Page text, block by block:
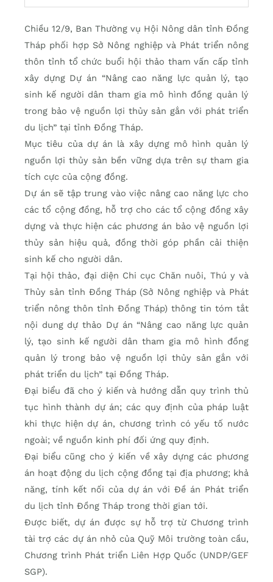
Chiều 12/9, Ban Thường vụ Hội Nông dân tỉnh Đồng
Tháp phối hợp Sở Nông nghiệp và Phát triển nông
thôn tỉnh tổ chức buổi hội thảo tham vấn cấp tỉnh
xây dựng Dự án “Nâng cao năng lực quản lý, tạo
sinh kế người dân tham gia mô hình đồng quản lý
trong bảo vệ nguồn lợi thủy sản gắn với phát triển
du lịch” tại tỉnh Đồng Tháp.
Mục tiêu của dự án là xây dựng mô hình quản lý
nguồn lợi thủy sản bền vững dựa trên sự tham gia
tích cực của cộng đồng.
Dự án sẽ tập trung vào việc nâng cao năng lực cho
các tổ cộng đồng, hỗ trợ cho các tổ cộng đồng xây
dựng và thực hiện các phương án bảo vệ nguồn lợi
thủy sản hiệu quả, đồng thời góp phần cải thiện
sinh kế cho người dân.
Tại hội thảo, đại diện Chi cục Chăn nuôi, Thú y và
Thủy sản tỉnh Đồng Tháp (Sở Nông nghiệp và Phát
triển nông thôn tỉnh Đồng Tháp) thông tin tóm tắt
nội dung dự thảo Dự án “Nâng cao năng lực quản
lý, tạo sinh kế người dân tham gia mô hình đồng
quản lý trong bảo vệ nguồn lợi thủy sản gắn với
phát triển du lịch” tại Đồng Tháp.
Đại biểu đã cho ý kiến và hướng dẫn quy trình thủ
tục hình thành dự án; các quy định của pháp luật
khi thực hiện dự án, chương trình có yếu tố nước
ngoài; về nguồn kinh phí đối ứng quy định.
Đại biểu cũng cho ý kiến về xây dựng các phương
án hoạt động du lịch cộng đồng tại địa phương; khả
năng, tính kết nối của dự án với Đề án Phát triển
du lịch tỉnh Đồng Tháp trong thời gian tới.
Được biết, dự án được sự hỗ trợ từ Chương trình
tài trợ các dự án nhỏ của Quỹ Môi trường toàn cầu,
Chương trình Phát triển Liên Hợp Quốc (UNDP/GEF
SGP).